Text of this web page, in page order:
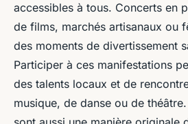
accessibles à tous. Concerts en
de films, marchés artisanaux ou
des moments de divertissement
Participer à ces manifestations
des talents locaux et de
musique, de danse ou de